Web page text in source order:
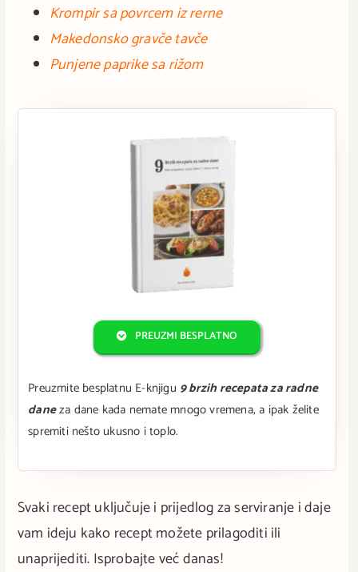
Krompir sa povrcem iz rerne
Makedonsko gravče tavče
Punjene paprike sa rižom
PREUZMI BESPLATNO
Preuzmite besplatnu E-knjigu 9 brzih recepata za radne
daneza dane kada nemate mnogo vremena, a ipak želite
spremiti nešto ukusno i toplo.
Svaki recept uključuje i prijedlog za serviranje i daje
vam ideju kako recept možete prilagoditi ili
unaprijediti. Isprobajte već danas!